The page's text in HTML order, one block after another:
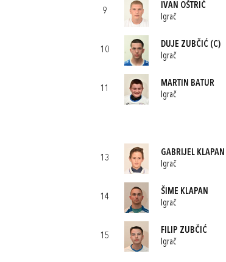
9
IVAN OŠTRIĆ
Igrač
10
DUJE ZUBČIĆ(C)
Igrač
11
MARTIN BATUR
Igrač
13
GABRIJEL KLAPAN
Igrač
14
ŠIME KLAPAN
Igrač
15
FILIP ZUBČIĆ
Igrač